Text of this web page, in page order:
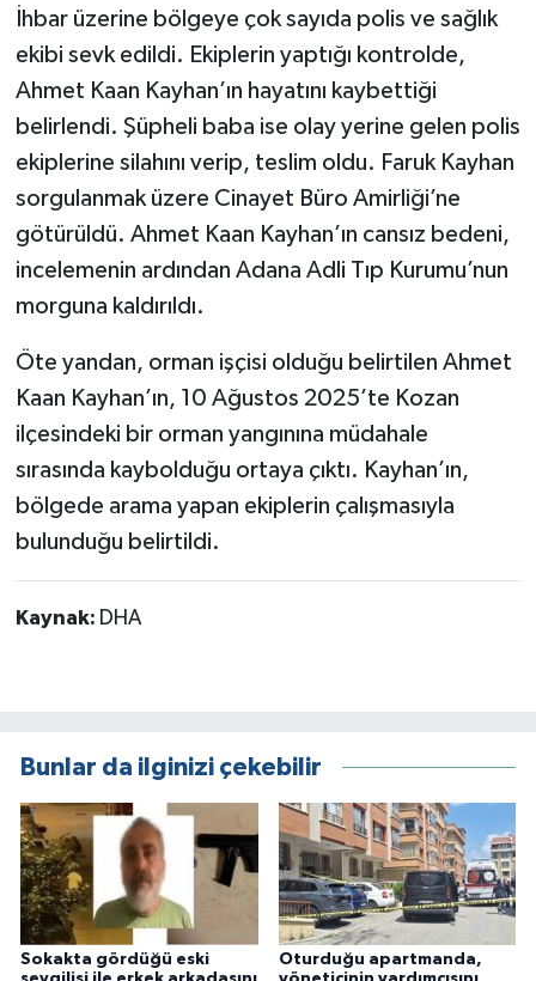
İhbar üzerine bölgeye çok sayıda polis ve sağlık
ekibi sevk edildi. Ekiplerin yaptığı kontrolde,
Ahmet Kaan Kayhan’ın hayatını kaybettiği
belirlendi. Şüpheli baba ise olay yerine gelen polis
ekiplerine silahını verip, teslim oldu. Faruk Kayhan
sorgulanmak üzere Cinayet Büro Amirliği’ne
götürüldü. Ahmet Kaan Kayhan’ın cansız bedeni,
incelemenin ardından Adana Adli Tıp Kurumu’nun
morguna kaldırıldı.
Öte yandan, orman işçisi olduğu belirtilen Ahmet
Kaan Kayhan’ın, 10 Ağustos 2025’te Kozan
ilçesindeki bir orman yangınına müdahale
sırasında kaybolduğu ortaya çıktı. Kayhan’ın,
bölgede arama yapan ekiplerin çalışmasıyla
bulunduğu belirtildi.
Kaynak: DHA
Bunlar da ilginizi çekebilir
Sokakta gördüğü eski
Oturduğu apartmanda,